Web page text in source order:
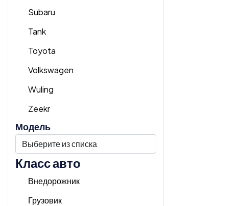
Subaru
Tank
Toyota
Volkswagen
Wuling
Zeekr
Модель
Класс авто
Внедорожник
Грузовик